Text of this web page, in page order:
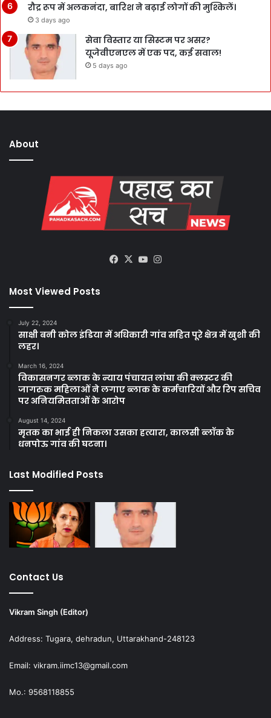
रौद्र रूप में अलकनंदा, बारिश ने बढ़ाई लोगों की मुश्किलें।
3 days ago
सेवा विस्तार या सिस्टम पर असर?
यूजेवीएनएल में एक पद, कई सवाल!
5 days ago
About
Facebook
X YouTube
Most Viewed Posts
July 22, 2024
साक्षी बनी कोल इंडिया में अधिकारी गांव सहित पूरे क्षेत्र में खुशी की
लहर।
March 16, 2024
विकासनगर ब्लाक के न्याय पंचायत लांघा की क्लस्टर की
जागरुक महिलाओं ने लगाए ब्लाक के कर्मचारियों और रिप सचिव
पर अनियमितताओं के आरोप
August 14, 2024
मृतक का भाई ही निकला उसका हत्यारा, कालसी ब्लॉक के
धनपोऊ गांव की घटना।
Last Modified Posts
Contact Us
Vikram Singh (Editor)
Address: Tugara, dehradun, Uttarakhand-248123
Email: vikram.iimc13@gmail.com
Mo.: 9568118855